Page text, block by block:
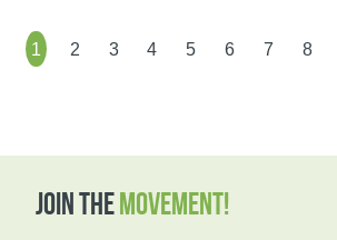
1 2 3 4 5 6 7 8
JOIN THEMOVEMENT!